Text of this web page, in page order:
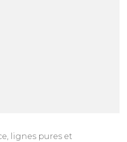
lignes pures et